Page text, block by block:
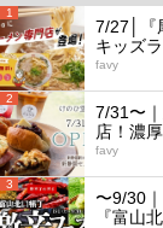
1
7/27│『
キッズ
favy
2
7/31〜
店！濃
favy
3
〜9/30
『富山